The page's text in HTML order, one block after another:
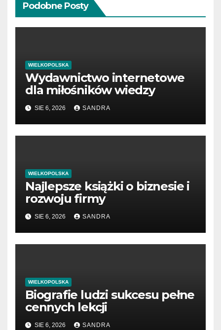
Podobne Posty
WIELKOPOLSKA
Wydawnictwo internetowe
dla miłośników wiedzy
SIE 6, 2026 SANDRA
WIELKOPOLSKA
Najlepsze książki o biznesie i
rozwoju firmy
SIE 6, 2026 SANDRA
WIELKOPOLSKA
Biografie ludzi sukcesu pełne
cennych lekcji
SIE 6, 2026 SANDRA